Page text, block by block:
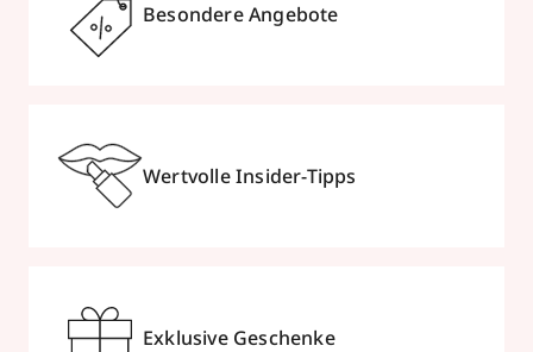
Besondere Angebote
Wertvolle Insider-Tipps
Exklusive Geschenke